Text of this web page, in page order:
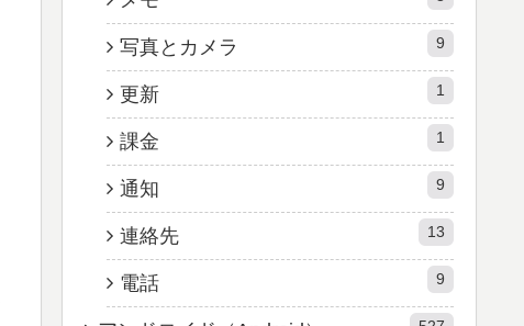
写真とカメラ 9
更新 1
課金 1
通知 9
連絡先 13
電話 9